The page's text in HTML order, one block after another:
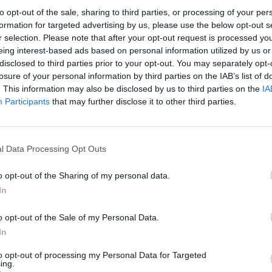
opt-out of the sale, sharing to third parties, or processing of your
for targeted advertising by us, please use the below opt-out
selection. Please note that after your opt-out request is processed
interest-based ads based on personal information utilized by us
to third parties prior to your opt-out. You may separately
of your personal information by third parties on the IAB’s list of
This information may also be disclosed by us to third parties on the
Participants that may further disclose it to other third parties.
Data Processing Opt Outs
opt-out of the Sharing of my personal data.
opt-out of the Sale of my Personal Data.
opt-out of processing my Personal Data for Targeted
Dich neu. Wir freuen uns auf Deinen nächsten
: National Feiertage, Neumond Tombola, ab Heute auch Vollmont
sich Lohnt?? PS: auch loderne Klinge giebt es nich mehr, gerade
ich da falsch ?
sind die Bugschifffe das kleinste übel.
Feiertage, Neumond Tombola, ab Heute auch Vollmont Event obwohl es
PS: auch loderne Klinge giebt es nich mehr, gerade ich der es brauch
da falsch ?
die Bugschifffe das kleinste übel.
mehr nur noch dauerdiarausch... das spiel wird ausgequetscht bis